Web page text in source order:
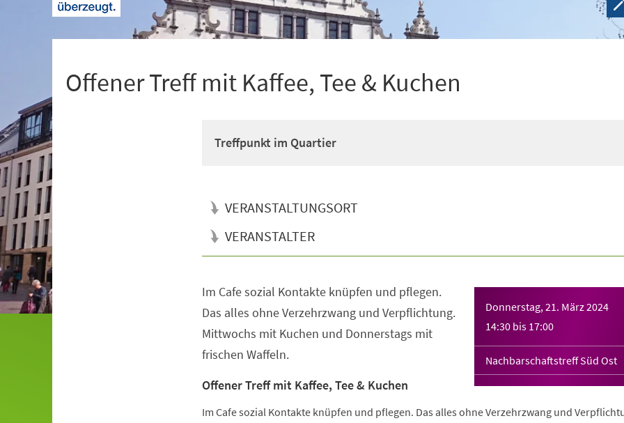
Offener Treff mit Kaffee, Tee & Kuchen
Treffpunkt im Quartier
VERANSTALTUNGSORT
VERANSTALTER
Donnerstag, 21. März 2024
14:30 bis 17:00
Nachbarschaftstreff Süd Ost
Im Cafe sozial Kontakte knüpfen und pflegen.
Das alles ohne Verzehrzwang und Verpflichtung.
Mittwochs mit Kuchen und Donnerstags mit
frischen Waffeln.
Offener Treff mit Kaffee, Tee & Kuchen
Im Cafe sozial Kontakte knüpfen und pflegen. Das alles ohne Verzehrzwang und